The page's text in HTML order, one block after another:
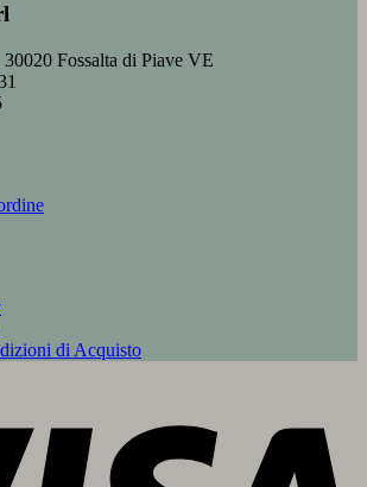
Fossalta di Piave VE
di Acquisto